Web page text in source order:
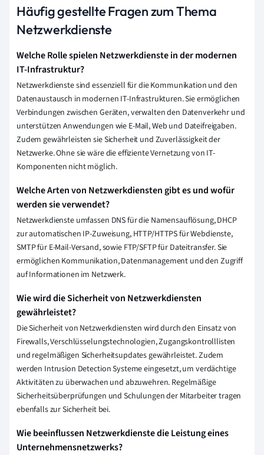
Häufig gestellte Fragen zum Thema
Netzwerkdienste
Welche Rolle spielen Netzwerkdienste in der modernen
IT-Infrastruktur?
Netzwerkdienste sind essenziell für die Kommunikation und den
Datenaustausch in modernen IT-Infrastrukturen. Sie ermöglichen
Verbindungen zwischen Geräten, verwalten den Datenverkehr und
unterstützen Anwendungen wie E-Mail, Web und Dateifreigaben.
Zudem gewährleisten sie Sicherheit und Zuverlässigkeit der
Netzwerke. Ohne sie wäre die effiziente Vernetzung von IT-
Komponenten nicht möglich.
Welche Arten von Netzwerkdiensten gibt es und wofür
werden sie verwendet?
Netzwerkdienste umfassen DNS für die Namensauflösung, DHCP
zur automatischen IP-Zuweisung, HTTP/HTTPS für Webdienste,
SMTP für E-Mail-Versand, sowie FTP/SFTP für Dateitransfer. Sie
ermöglichen Kommunikation, Datenmanagement und den Zugriff
auf Informationen im Netzwerk.
Wie wird die Sicherheit von Netzwerkdiensten
gewährleistet?
Die Sicherheit von Netzwerkdiensten wird durch den Einsatz von
Firewalls, Verschlüsselungstechnologien, Zugangskontrolllisten
und regelmäßigen Sicherheitsupdates gewährleistet. Zudem
werden Intrusion Detection Systeme eingesetzt, um verdächtige
Aktivitäten zu überwachen und abzuwehren. Regelmäßige
Sicherheitsüberprüfungen und Schulungen der Mitarbeiter tragen
ebenfalls zur Sicherheit bei.
Wie beeinflussen Netzwerkdienste die Leistung eines
Unternehmensnetzwerks?